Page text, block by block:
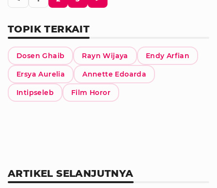
TOPIK TERKAIT
Dosen Ghaib Rayn Wijaya Endy Arfian
Ersya Aurelia Annette Edoarda
Intipseleb Film Horor
ARTIKEL SELANJUTNYA